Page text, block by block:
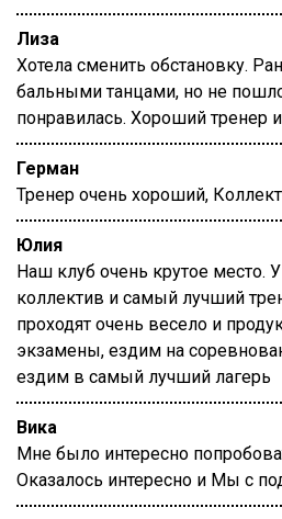
Лиза
Хотела сменить обстановку.
бальными танцами, но не
понравилась. Хороший тренер
Герман
Тренер очень хороший,
Юлия
Наш клуб очень крутое место.
коллектив и самый лучший
проходят очень весело и
экзамены, ездим на
ездим в самый лучший лагерь
Вика
Мне было интересно
Оказалось интересно и Мы с